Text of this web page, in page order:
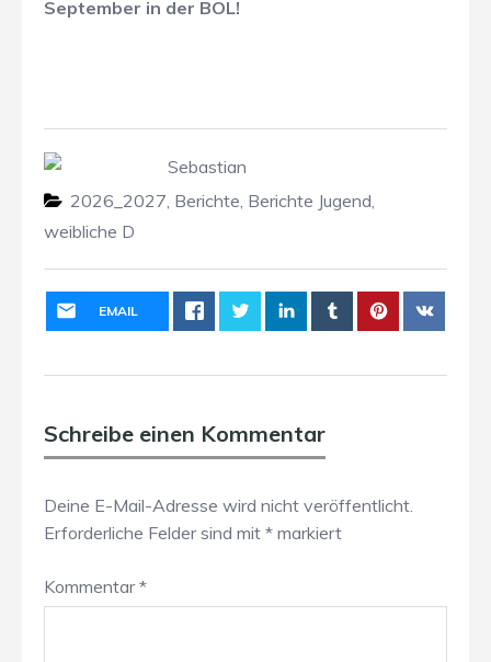
September in der BOL!
Sebastian
2026_2027, Berichte, Berichte Jugend,
weibliche D
EMAIL
Schreibe einen Kommentar
Deine E-Mail-Adresse wird nicht veröffentlicht.
Erforderliche Felder sind mit * markiert
Kommentar*